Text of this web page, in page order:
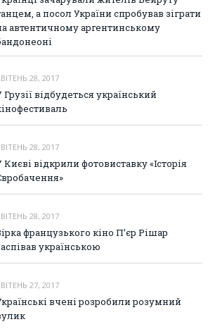
а посол України спробував зіграти
автентичному аргентинському
28, 2017
Грузії відбудеться український
28, 2017
Києві відкрили фотовиставку «Історія
28, 2017
французького кіно П’єр Рішар
українською
27, 2017
вчені розробили розумний